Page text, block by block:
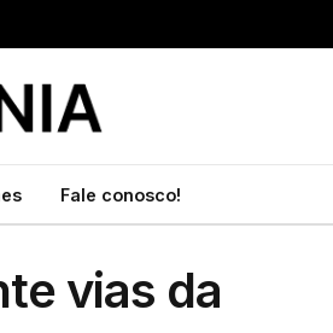
Fale conosco!
vias da